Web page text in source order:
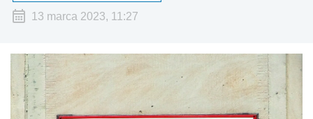
13 marca 2023, 11:27